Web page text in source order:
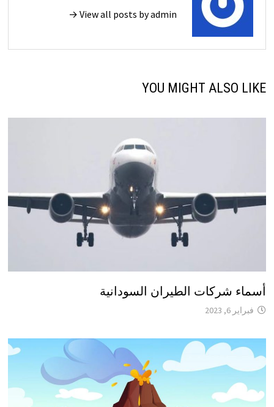
View all posts by admin →
YOU MIGHT ALSO LIKE
أسماء شركات الطيران السودانية
فبراير 6, 2023